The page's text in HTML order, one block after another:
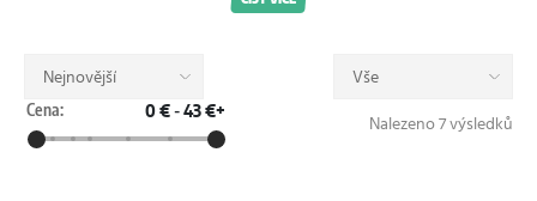
Jaké doplňky s Pokémony u nás najdete?
Keramické hrnky: Ranní káva nebo čaj z hrnku s vaším
oblíbeným Pokémonem vám hned zlepší den.
Budíky: Ráno je hned příjemnější, pokud vás probudí Pokéball
Nejnovější
Vše
Cena:
0 € - 43 €+
Nalezeno 7 výsledků